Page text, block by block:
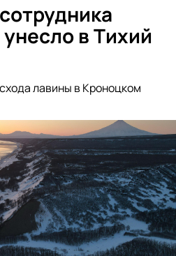
в Тихий
лавины в Кроноцком